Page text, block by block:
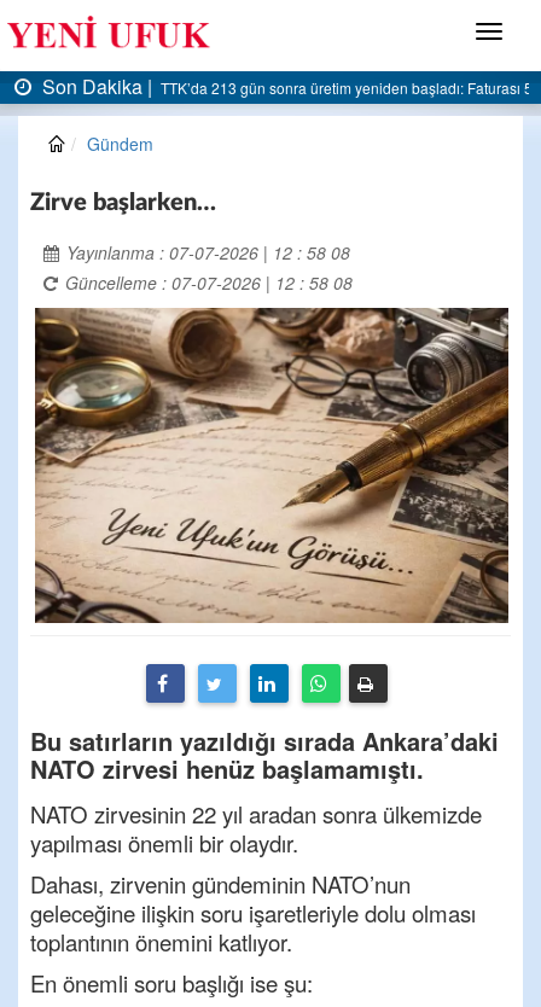
Menü
5 milyar liraya dayandı
Son Dakika |AK Parti Ereğli İlçe Başkanlığı’ndan belediyeye sert
Gündem
Zirve başlarken…
Yayınlanma : 07-07-2026 | 12 : 58 08
Güncelleme : 07-07-2026 | 12 : 58 08
Bu satırların yazıldığı sırada Ankara’daki
NATO zirvesi henüz başlamamıştı.
NATO zirvesinin 22 yıl aradan sonra ülkemizde
yapılması önemli bir olaydır.
Dahası, zirvenin gündeminin NATO’nun
geleceğine ilişkin soru işaretleriyle dolu olması
toplantının önemini katlıyor.
En önemli soru başlığı ise şu: